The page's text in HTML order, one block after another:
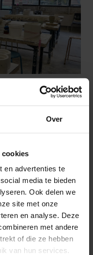
Over
cookies
en advertenties te
media te bieden
Ook delen we
site met onze
en analyse. Deze
met andere
of die ze hebben
van hun services.
werken met
een spuit- en
verfspuiten,
mengen. Dat
medewerkers helpen